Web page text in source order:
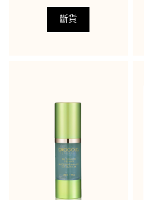
斷貨